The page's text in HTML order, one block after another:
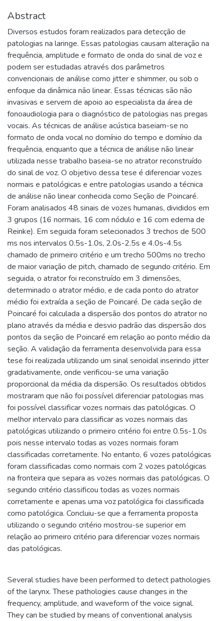
Abstract
Diversos estudos foram realizados para detecção de
patologias na laringe. Essas patologias causam alteração na
frequência, amplitude e formato de onda do sinal de voz e
podem ser estudadas através dos parâmetros
convencionais de análise como jitter e shimmer, ou sob o
enfoque da dinâmica não linear. Essas técnicas são não
invasivas e servem de apoio ao especialista da área de
fonoaudiologia para o diagnóstico de patologias nas pregas
vocais. As técnicas de análise acústica baseiam-se no
formato de onda vocal no domínio do tempo e domínio da
frequência, enquanto que a técnica de análise não linear
utilizada nesse trabalho baseia-se no atrator reconstruído
do sinal de voz. O objetivo dessa tese é diferenciar vozes
normais e patológicas e entre patologias usando a técnica
de análise não linear conhecida como Seção de Poincaré.
Foram analisados 48 sinais de vozes humanas, divididos em
3 grupos (16 normais, 16 com nódulo e 16 com edema de
Reinke). Em seguida foram selecionados 3 trechos de 500
ms nos intervalos 0.5s-1.0s, 2.0s-2.5s e 4.0s-4.5s
chamado de primeiro critério e um trecho 500ms no trecho
de maior variação de pitch, chamado de segundo critério. Em
seguida, o atrator foi reconstruído em 3 dimensões,
determinado o atrator médio, e de cada ponto do atrator
médio foi extraída a seção de Poincaré. De cada seção de
Poincaré foi calculada a dispersão dos pontos do atrator no
plano através da média e desvio padrão das dispersão dos
pontos da seção de Poincaré em relação ao ponto médio da
seção. A validação da ferramenta desenvolvida para essa
tese foi realizada utilizando um sinal senoidal inserindo jitter
gradativamente, onde verificou-se uma variação
proporcional da média da dispersão. Os resultados obtidos
mostraram que não foi possível diferenciar patologias mas
foi possível classificar vozes normais das patológicas. O
melhor intervalo para classificar as vozes normais das
patológicas utilizando o primeiro critério foi entre 0.5s-1.0s
pois nesse intervalo todas as vozes normais foram
classificadas corretamente. No entanto, 6 vozes patológicas
foram classificadas como normais com 2 vozes patológicas
na fronteira que separa as vozes normais das patológicas. O
segundo critério classificou todas as vozes normais
corretamente e apenas uma voz patológica foi classificada
como patológica. Concluiu-se que a ferramenta proposta
utilizando o segundo critério mostrou-se superior em
relação ao primeiro critério para diferenciar vozes normais
das patológicas.
Several studies have been performed to detect pathologies
of the larynx. These pathologies cause changes in the
frequency, amplitude, and waveform of the voice signal.
They can be studied by means of conventional analysis